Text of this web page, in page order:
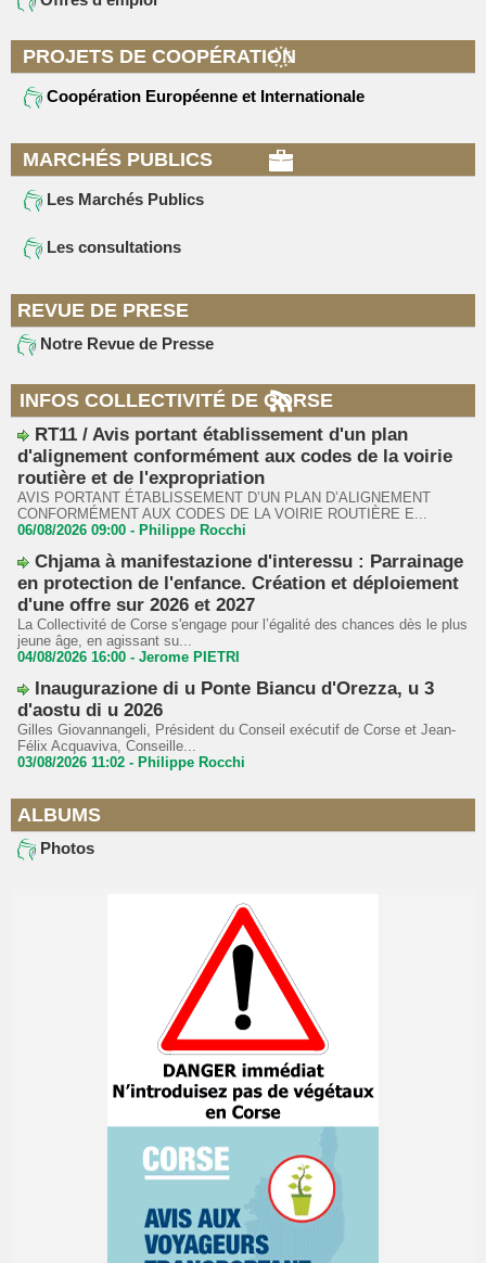
PROJETS DE COOPÉRATION
Coopération Européenne et Internationale
MARCHÉS PUBLICS
Les Marchés Publics
Les consultations
REVUE DE PRESE
Notre Revue de Presse
INFOS COLLECTIVITÉ DE CORSE
RT11 / Avis portant établissement d'un plan
d'alignement conformément aux codes de la voirie
routière et de l'expropriation
AVIS PORTANT ÉTABLISSEMENT D’UN PLAN D’ALIGNEMENT
CONFORMÉMENT AUX CODES DE LA VOIRIE ROUTIÈRE E...
06/08/2026 09:00 - Philippe Rocchi
Chjama à manifestazione d'interessu : Parrainage
en protection de l'enfance. Création et déploiement
d'une offre sur 2026 et 2027
La Collectivité de Corse s'engage pour l’égalité des chances dès le plus
jeune âge, en agissant su...
04/08/2026 16:00 - Jerome PIETRI
Inaugurazione di u Ponte Biancu d'Orezza, u 3
d'aostu di u 2026
Gilles Giovannangeli, Président du Conseil exécutif de Corse et Jean-
Félix Acquaviva, Conseille...
03/08/2026 11:02 - Philippe Rocchi
ALBUMS
Photos